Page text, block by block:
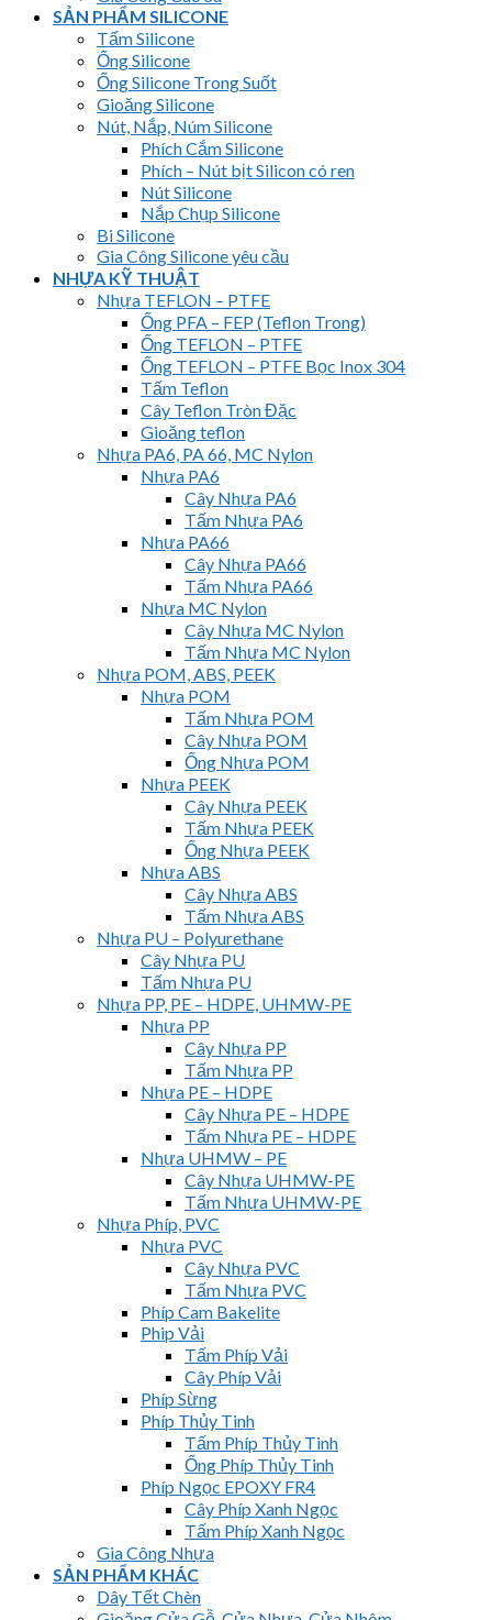
SẢN PHẨM SILICONE
Tấm Silicone
Ống Silicone
Ống Silicone Trong Suốt
Gioăng Silicone
Nút, Nắp, Núm Silicone
Phích Cắm Silicone
Phích – Nút bịt Silicon có ren
Nút Silicone
Nắp Chụp Silicone
Bi Silicone
Gia Công Silicone yêu cầu
NHỰA KỸ THUẬT
Nhựa TEFLON – PTFE
Ống PFA – FEP (Teflon Trong)
Ống TEFLON – PTFE
Ống TEFLON – PTFE Bọc Inox 304
Tấm Teflon
Cây Teflon Tròn Đặc
Gioăng teflon
Nhựa PA6, PA 66, MC Nylon
Nhựa PA6
Cây Nhựa PA6
Tấm Nhựa PA6
Nhựa PA66
Cây Nhựa PA66
Tấm Nhựa PA66
Nhựa MC Nylon
Cây Nhựa MC Nylon
Tấm Nhựa MC Nylon
Nhựa POM, ABS, PEEK
Nhựa POM
Tấm Nhựa POM
Cây Nhựa POM
Ống Nhựa POM
Nhựa PEEK
Cây Nhựa PEEK
Tấm Nhựa PEEK
Ống Nhựa PEEK
Nhựa ABS
Cây Nhựa ABS
Tấm Nhựa ABS
Nhựa PU – Polyurethane
Cây Nhựa PU
Tấm Nhựa PU
Nhựa PP, PE – HDPE, UHMW-PE
Nhựa PP
Cây Nhựa PP
Tấm Nhựa PP
Nhựa PE – HDPE
Cây Nhựa PE – HDPE
Tấm Nhựa PE – HDPE
Nhựa UHMW – PE
Cây Nhựa UHMW-PE
Tấm Nhựa UHMW-PE
Nhựa Phíp, PVC
Nhựa PVC
Cây Nhựa PVC
Tấm Nhựa PVC
Phíp Cam Bakelite
Phip Vải
Tấm Phíp Vải
Cây Phíp Vải
Phíp Sừng
Phíp Thủy Tinh
Tấm Phíp Thủy Tinh
Ống Phíp Thủy Tinh
Phíp Ngọc EPOXY FR4
Cây Phíp Xanh Ngọc
Tấm Phíp Xanh Ngọc
Gia Công Nhựa
SẢN PHẨM KHÁC
Dây Tết Chèn